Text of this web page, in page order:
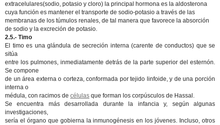
extracelulares(sodio, potasio y cloro) la principal hormona es la aldosterona
cuya función es mantener el transporte de sodio-potasio a través de las
membranas de los túmulos renales, de tal manera que favorece la absorción
de sodio y la excreción de potasio.
2.5.- Timo
El timo es una glándula de secreción interna (carente de conductos) que se
sitúa
entre los pulmones, inmediatamente detrás de la parte superior del esternón.
Se compone
de un área externa o corteza, conformada por tejido linfoide, y de una porción
interna o
médula, con racimos de células que forman los corpúsculos de Hassal.
Se encuentra más desarrollada durante la infancia y, según algunas
investigaciones,
sería el órgano que gobierna la inmunogénesis en los jóvenes. Incluso, otros